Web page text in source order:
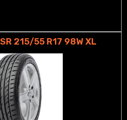
215/55 R17 98W XL